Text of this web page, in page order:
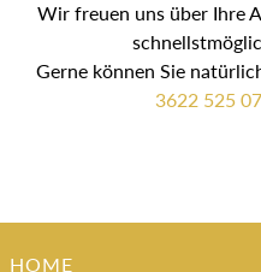
Wir freuen uns über Ihre
Gerne können Sie
3622 525
HOME